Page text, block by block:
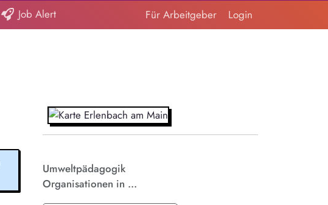
Job Alert Für Arbeitgeber Login
Umweltpädagogik
Organisationen in ...